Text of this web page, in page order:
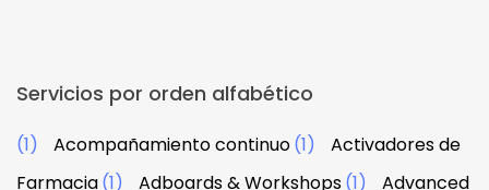
Servicios por orden alfabético
(1) Acompañamiento continuo(1)
Activadores de
Farmacia(1) Adboards & Workshops(1)
Advanced